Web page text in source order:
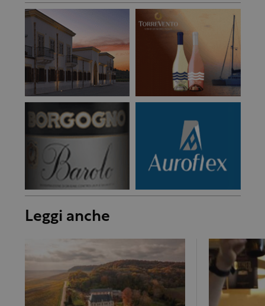
Leggi anche